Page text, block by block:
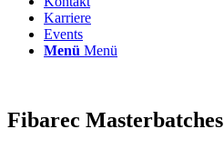
Karriere
Events
Menü Menü
Fibarec Masterbatches